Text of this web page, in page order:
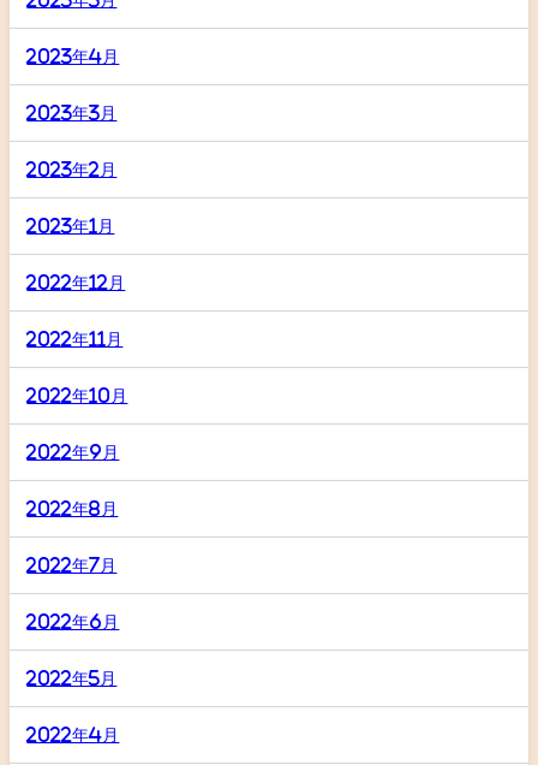
2023年4月
2023年3月
2023年2月
2023年1月
2022年12月
2022年11月
2022年10月
2022年9月
2022年8月
2022年7月
2022年6月
2022年5月
2022年4月